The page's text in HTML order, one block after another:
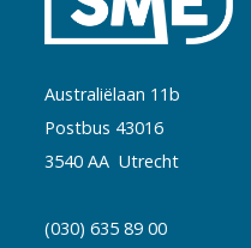
Australiëlaan 11b
Postbus 43016
3540 AA Utrecht
(030) 635 89 00